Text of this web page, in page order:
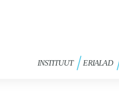
INSTITUUT ERIALAD